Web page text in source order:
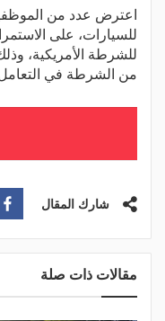
اعترض عدد من
للسيارات، على
للشرطة الأمريكية،
من الشرطة في التعامل
شارك المقال
مقالات ذات صلة